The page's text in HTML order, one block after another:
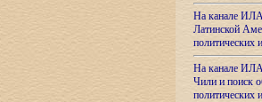
На канале
Латинской
На канале
Чили и поиск